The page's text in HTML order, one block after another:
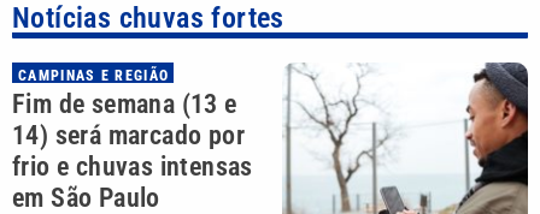
Notícias chuvas fortes
CAMPINAS E REGIÃO
Fim de semana (13 e
14) será marcado por
frio e chuvas intensas
em São Paulo